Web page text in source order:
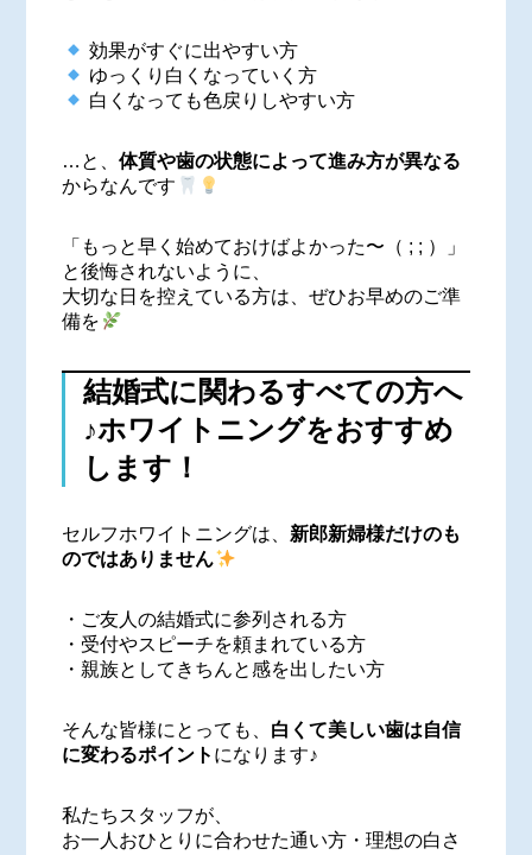
効果がすぐに出やすい方
ゆっくり白くなっていく方
白くなっても色戻りしやすい方
…と、体質や歯の状態によって進み方が異なる
からなんです
「もっと早く始めておけばよかった〜（ ; ; ）」
と後悔されないように、
大切な日を控えている方は、ぜひお早めのご準
備を
結婚式に関わるすべての方へ
♪ホワイトニングをおすすめ
します！
セルフホワイトニングは、 新郎新婦様だけのも
のではありません
・ご友人の結婚式に参列される方
・受付やスピーチを頼まれている方
・親族としてきちんと感を出したい方
そんな皆様にとっても、 白くて美しい歯は自信
に変わるポイント になります♪
私たちスタッフが、
お一人おひとりに合わせた通い方・理想の白さ